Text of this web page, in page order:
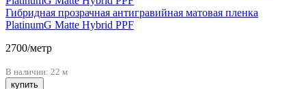
Гибридная прозрачная антигравийная матовая пленка
PlatinumG Matte Hybrid PPF
2700/метр
В наличии: 22 м
купить